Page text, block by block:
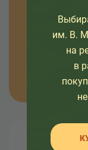
интересных
им. В.
на
в